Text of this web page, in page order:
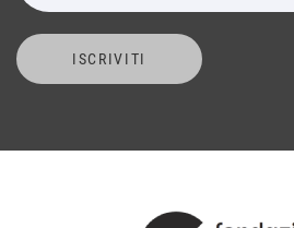
ISCRIVITI